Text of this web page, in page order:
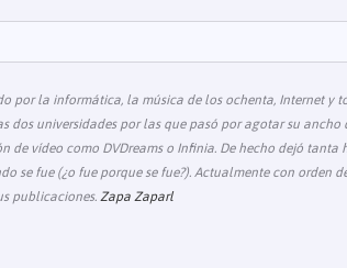
por la informática, la música de los ochenta, Internet y
dos universidades por las que pasó por agotar su ancho
de vídeo como DVDreams o Infinia. De hecho dejó tanta
se fue (¿o fue porque se fue?). Actualmente con orden
publicaciones. Zapa Zaparl